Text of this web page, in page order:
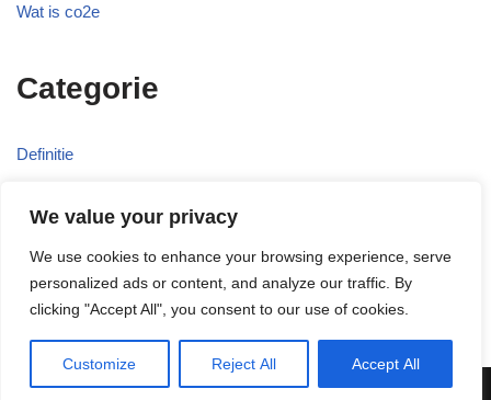
We value your privacy
We use cookies to enhance your browsing experience, serve
personalized ads or content, and analyze our traffic. By
clicking "Accept All", you consent to our use of cookies.
Customize Reject All Accept All
Wat is co2e
Categorie
Definitie
Recyclen
Wetgeving
Neve| Powered byWordPress